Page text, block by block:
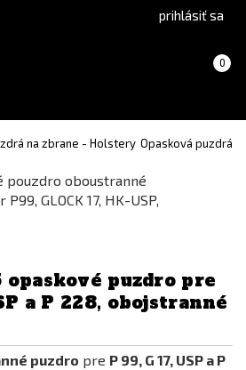
prihlásiť sa
Košík 0
(prázdny)
na zbrane - Holstery Opasková puzdrá
opaskové puzdro pre
a P 228, obojstranné
puzdro pre P 99, G 17, USP a P